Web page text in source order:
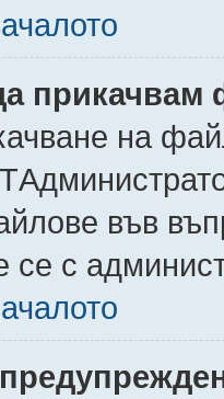
прикачвам
на
във
се с